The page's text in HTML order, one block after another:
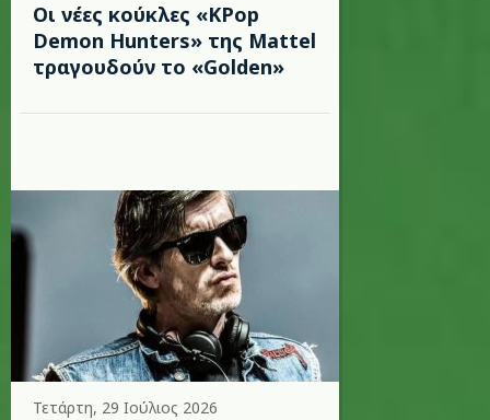
Οι νέες κούκλες «KPop
Demon Hunters» της Mattel
τραγουδούν το «Golden»
Τετάρτη, 29 Ιούλιος 2026